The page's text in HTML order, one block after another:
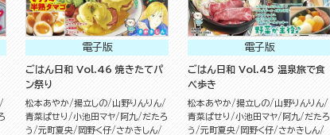
電子版
ごはん日和 Vol.46 焼きたてパ
ン祭り
松本あやか 揚立しの
山野りんりん
青菜ぱせり
小池田マヤ 阿九
だたろ
う
元町夏央 岡野く仔 さかきしん
電子版
ごはん日和 Vol.45 温泉旅で食
べ歩き
松本あやか 揚立しの
山野りんりん
青菜ぱせり
小池田マヤ 阿九
だたろ
う
元町夏央 岡野く仔 さかきしん